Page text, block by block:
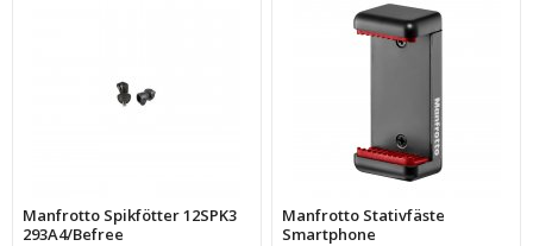
Manfrotto Spikfötter 12SPK3
293A4/Befree
Manfrotto Stativfäste
Smartphone